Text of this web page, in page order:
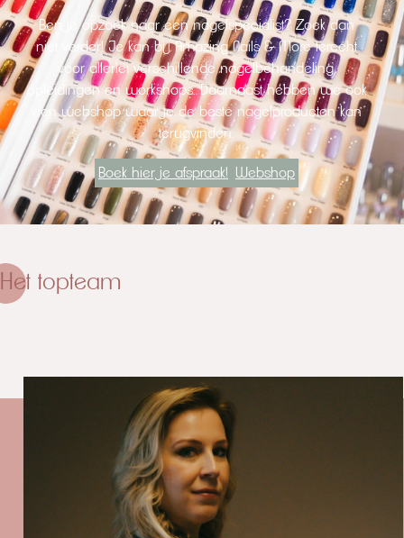
Ben je opzoek naar een nagelspecialist? Zoek dan
niet verder! Je kan bij Amazing Nails & More terecht
voor allerlei verschillende nagelbehandeling,
opleidingen en workshops. Daarnaast hebben we ook
een webshop waar je de beste nagelproducten kan
terugvinden.
Boek hier je afspraak! Webshop
Het topteam